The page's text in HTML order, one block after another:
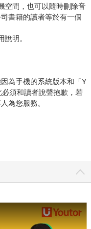
空間，也可以隨時刪除音
書籍的讀者等於有一個
說明。
為手機的系統版本和「Y
須和讀者說聲抱歉，若
為您服務。